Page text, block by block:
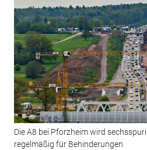
Die A8 bei Pforzheim wird
regelmäßig für Behinderungen